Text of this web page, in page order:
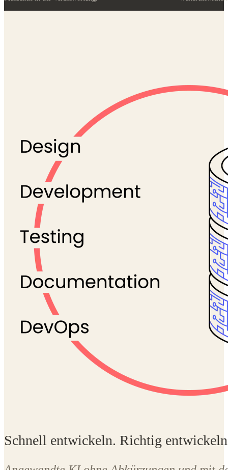
Angewandte KI ohne Abkürzungen und mit